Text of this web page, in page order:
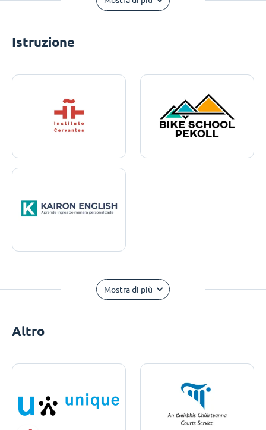
Istruzione
Mostra di più
Altro